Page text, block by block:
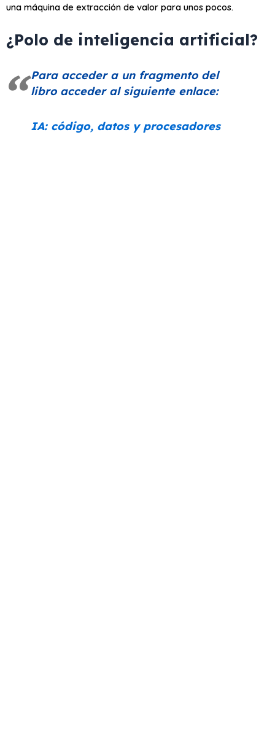
una máquina de extracción de valor para unos pocos.
¿Polo de inteligencia artificial?
Para acceder a un fragmento del
libro acceder al siguiente enlace:
IA: código, datos y procesadores